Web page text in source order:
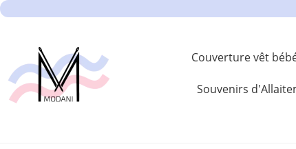
Couverture vêt
Souvenirs